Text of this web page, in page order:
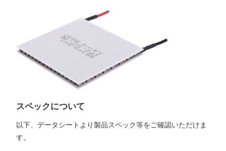
スペックについて
以下、データシートより製品スペック等をご確認いただけま
す。